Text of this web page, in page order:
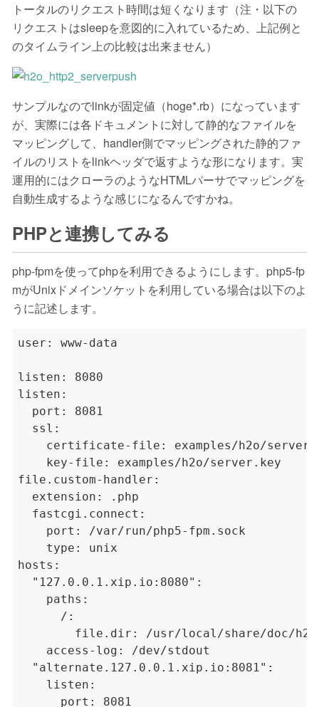
トータルのリクエスト時間は短くなります（注・以下の
リクエストはsleepを意図的に入れているため、上記例と
のタイムライン上の比較は出来ません）
サンプルなのでlinkが固定値（hoge*.rb）になっています
が、実際には各ドキュメントに対して静的なファイルを
マッピングして、handler側でマッピングされた静的ファ
イルのリストをlinkヘッダで返すような形になります。実
運用的にはクローラのようなHTMLパーサでマッピングを
自動生成するような感じになるんですかね。
PHPと連携してみる
php-fpmを使ってphpを利用できるようにします。php5-fp
mがUnixドメインソケットを利用している場合は以下のよ
うに記述します。